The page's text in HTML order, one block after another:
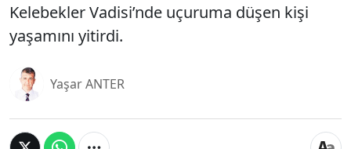
Kelebekler Vadisi’nde uçuruma düşen kişi
yaşamını yitirdi.
Yaşar ANTER